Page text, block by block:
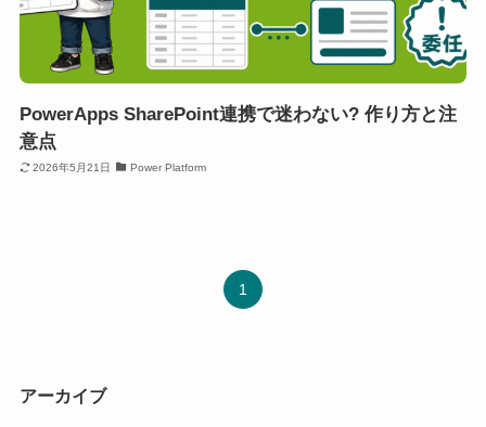
PowerApps SharePoint連携で迷わない? 作り方と注
意点
2026年5月21日 Power Platform
1
アーカイブ